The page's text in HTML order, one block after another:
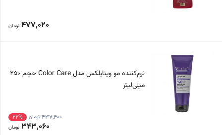
477,020 تومان
نرم‌کننده مو ویتاپلکس مدل Color Care حجم 250
میلی‌لیتر
437,400 تومان 22%
343,060 تومان